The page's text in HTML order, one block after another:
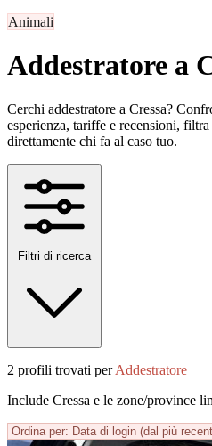
Animali
Addestratore a
Cerchi addestratore a Cressa?
esperienza, tariffe e recensioni,
direttamente chi fa al caso tuo.
Filtri di ricerca
2 profili trovati perAddestratore
Include Cressa e le zone/province